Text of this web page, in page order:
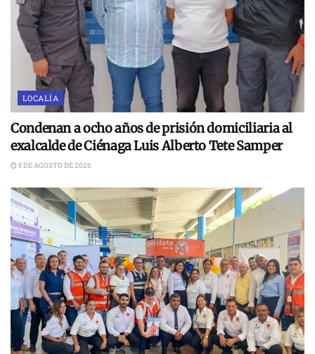
LOCALÍA
Condenan a ocho años de prisión domiciliaria al
exalcalde de Ciénaga Luis Alberto Tete Samper
5 DE AGOSTO DE 2026